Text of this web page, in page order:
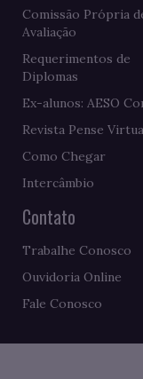
Comissão Própria
Avaliação
Requerimentos de
Diplomas
Ex-alunos: AESO
Revista Pense
Como Chegar
Intercâmbio
Contato
Trabalhe Conosco
Ouvidoria Online
Fale Conosco